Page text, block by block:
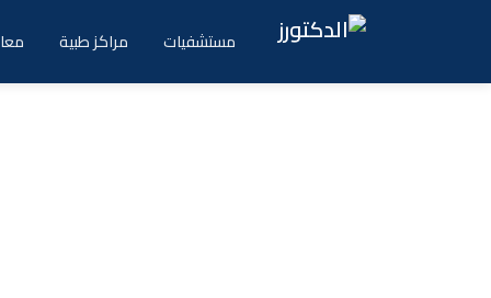
مستشفيات مراكز طبية